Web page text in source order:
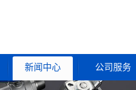
新闻中心 公司服务